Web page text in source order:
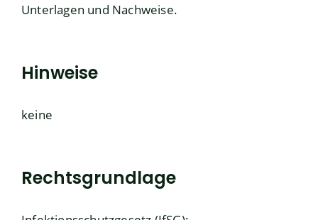
Unterlagen und Nachweise.
Hinweise
keine
Rechtsgrundlage